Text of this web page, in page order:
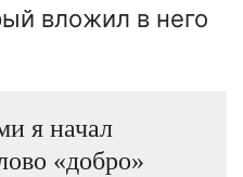
вложил в него
я начал
«добро»